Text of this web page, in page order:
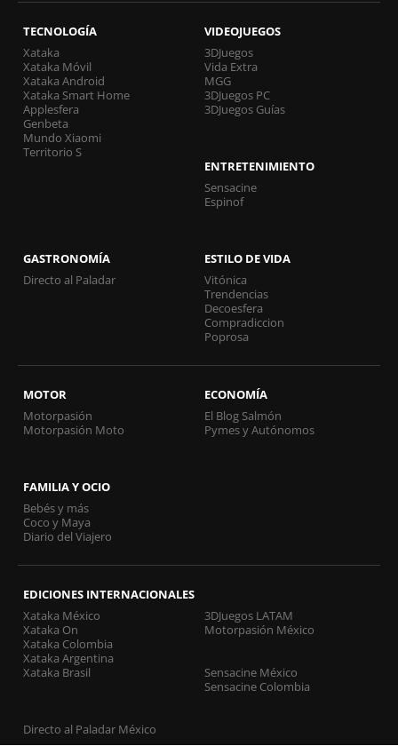
TECNOLOGÍA
Xataka
Xataka Móvil
Xataka Android
Xataka Smart Home
Applesfera
Genbeta
Mundo Xiaomi
Territorio S
VIDEOJUEGOS
3DJuegos
Vida Extra
MGG
3DJuegos PC
3DJuegos Guías
ENTRETENIMIENTO
Sensacine
Espinof
GASTRONOMÍA
Directo al Paladar
ESTILO DE VIDA
Vitónica
Trendencias
Decoesfera
Compradiccion
Poprosa
MOTOR
Motorpasión
Motorpasión Moto
ECONOMÍA
El Blog Salmón
Pymes y Autónomos
FAMILIA Y OCIO
Bebés y más
Coco y Maya
Diario del Viajero
EDICIONES INTERNACIONALES
Xataka México
Xataka On
Xataka Colombia
Xataka Argentina
Xataka Brasil
3DJuegos LATAM
Motorpasión México
Sensacine México
Sensacine Colombia
Directo al Paladar México